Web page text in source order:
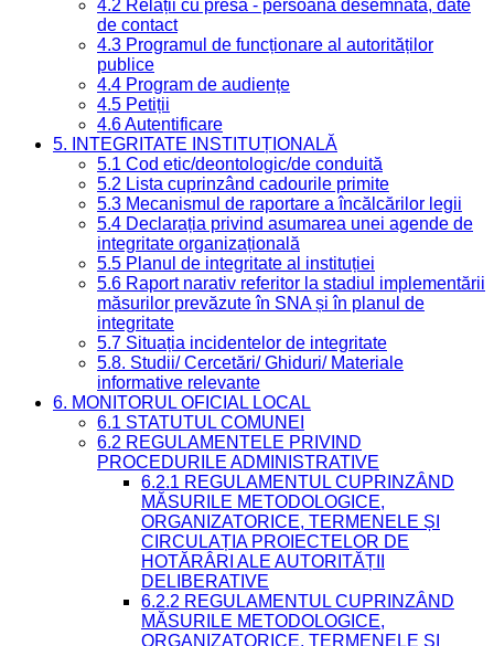
4.2 Relații cu presa - persoană desemnată, date
de contact
4.3 Programul de funcționare al autorităților
publice
4.4 Program de audiențe
4.5 Petiții
4.6 Autentificare
5. INTEGRITATE INSTITUȚIONALĂ
5.1 Cod etic/deontologic/de conduită
5.2 Lista cuprinzând cadourile primite
5.3 Mecanismul de raportare a încălcărilor legii
5.4 Declarația privind asumarea unei agende de
integritate organizațională
5.5 Planul de integritate al instituției
5.6 Raport narativ referitor la stadiul implementării
măsurilor prevăzute în SNA și în planul de
integritate
5.7 Situația incidentelor de integritate
5.8. Studii/ Cercetări/ Ghiduri/ Materiale
informative relevante
6. MONITORUL OFICIAL LOCAL
6.1 STATUTUL COMUNEI
6.2 REGULAMENTELE PRIVIND
PROCEDURILE ADMINISTRATIVE
6.2.1 REGULAMENTUL CUPRINZÂND
MĂSURILE METODOLOGICE,
ORGANIZATORICE, TERMENELE ȘI
CIRCULAȚIA PROIECTELOR DE
HOTĂRÂRI ALE AUTORITĂȚII
DELIBERATIVE
6.2.2 REGULAMENTUL CUPRINZÂND
MĂSURILE METODOLOGICE,
ORGANIZATORICE, TERMENELE ȘI